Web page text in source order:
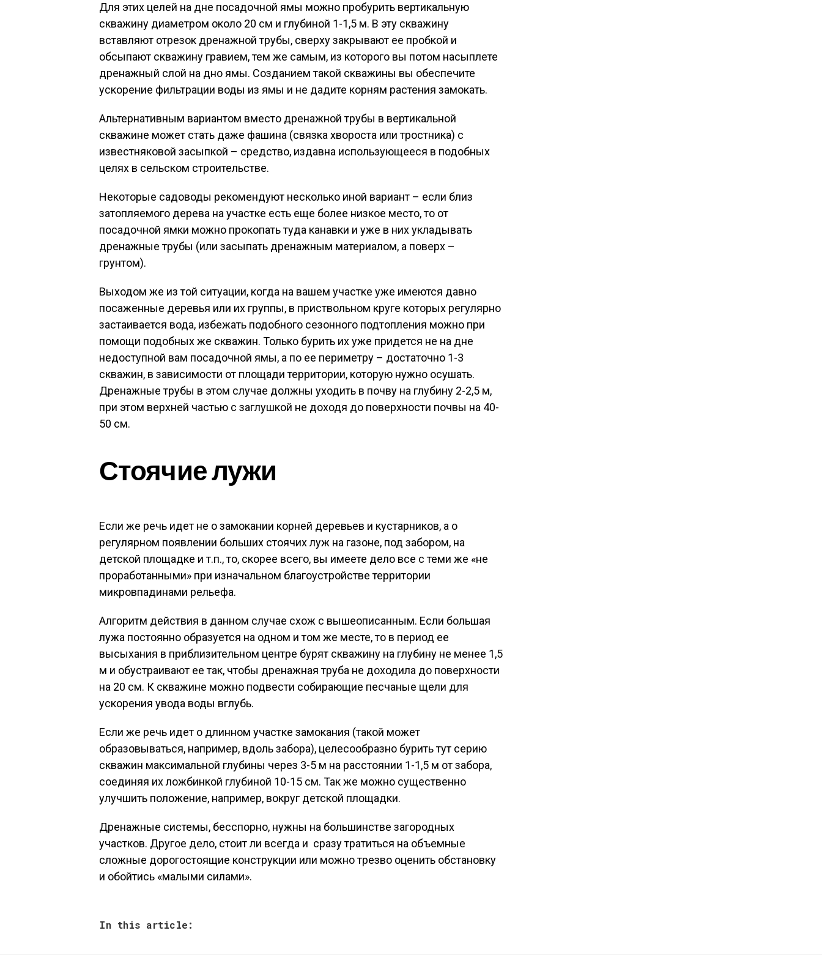
Для этих целей на дне посадочной ямы можно пробурить вертикальную
скважину диаметром около 20 см и глубиной 1-1,5 м. В эту скважину
вставляют отрезок дренажной трубы, сверху закрывают ее пробкой и
обсыпают скважину гравием, тем же самым, из которого вы потом насыплете
дренажный слой на дно ямы. Созданием такой скважины вы обеспечите
ускорение фильтрации воды из ямы и не дадите корням растения замокать.
Альтернативным вариантом вместо дренажной трубы в вертикальной
скважине может стать даже фашина (связка хвороста или тростника) с
известняковой засыпкой – средство, издавна использующееся в подобных
целях в сельском строительстве.
Некоторые садоводы рекомендуют несколько иной вариант – если близ
затопляемого дерева на участке есть еще более низкое место, то от
посадочной ямки можно прокопать туда канавки и уже в них укладывать
дренажные трубы (или засыпать дренажным материалом, а поверх –
грунтом).
Выходом же из той ситуации, когда на вашем участке уже имеются давно
посаженные деревья или их группы, в приствольном круге которых регулярно
застаивается вода, избежать подобного сезонного подтопления можно при
помощи подобных же скважин. Только бурить их уже придется не на дне
недоступной вам посадочной ямы, а по ее периметру – достаточно 1-3
скважин, в зависимости от площади территории, которую нужно осушать.
Дренажные трубы в этом случае должны уходить в почву на глубину 2-2,5 м,
при этом верхней частью с заглушкой не доходя до поверхности почвы на 40-
50 см.
Стоячие лужи
Если же речь идет не о замокании корней деревьев и кустарников, а о
регулярном появлении больших стоячих луж на газоне, под забором, на
детской площадке и т.п., то, скорее всего, вы имеете дело все с теми же «не
проработанными» при изначальном благоустройстве территории
микровпадинами рельефа.
Алгоритм действия в данном случае схож с вышеописанным. Если большая
лужа постоянно образуется на одном и том же месте, то в период ее
высыхания в приблизительном центре бурят скважину на глубину не менее 1,5
м и обустраивают ее так, чтобы дренажная труба не доходила до поверхности
на 20 см. К скважине можно подвести собирающие песчаные щели для
ускорения увода воды вглубь.
Если же речь идет о длинном участке замокания (такой может
образовываться, например, вдоль забора), целесообразно бурить тут серию
скважин максимальной глубины через 3-5 м на расстоянии 1-1,5 м от забора,
соединяя их ложбинкой глубиной 10-15 см. Так же можно существенно
улучшить положение, например, вокруг детской площадки.
Дренажные системы, бесспорно, нужны на большинстве загородных
участков. Другое дело, стоит ли всегда и сразу тратиться на объемные
сложные дорогостоящие конструкции или можно трезво оценить обстановку
и обойтись «малыми силами».
In this article: